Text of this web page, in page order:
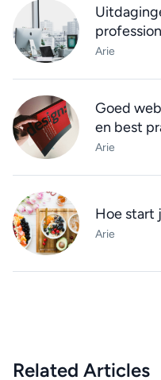
Arie
Goed
en best
Arie
Hoe start
Arie
Related Articles